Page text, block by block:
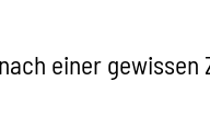
einer gewissen